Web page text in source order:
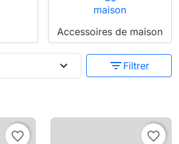
Accessoires de maison
expand_more filter_list Filtrer
favorite_border favorite_border